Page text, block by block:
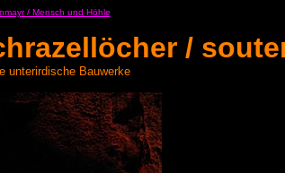
/ Mensch und Höhle
/
unterirdische Bauwerke